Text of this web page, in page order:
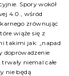
Spory wokół
4.0., wśród
zrównując
wiąże się z
takimi jak: „napad
doprowadzenie
niemal całe
nie będą